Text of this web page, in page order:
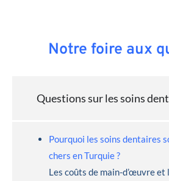
Notre foire aux
Questions sur les soins
Pourquoi les soins dentaires
chers en Turquie ?
Les coûts de main-d’œuvre et